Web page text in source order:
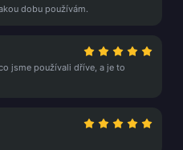
dobu používám.
jsme používali dříve, a je to